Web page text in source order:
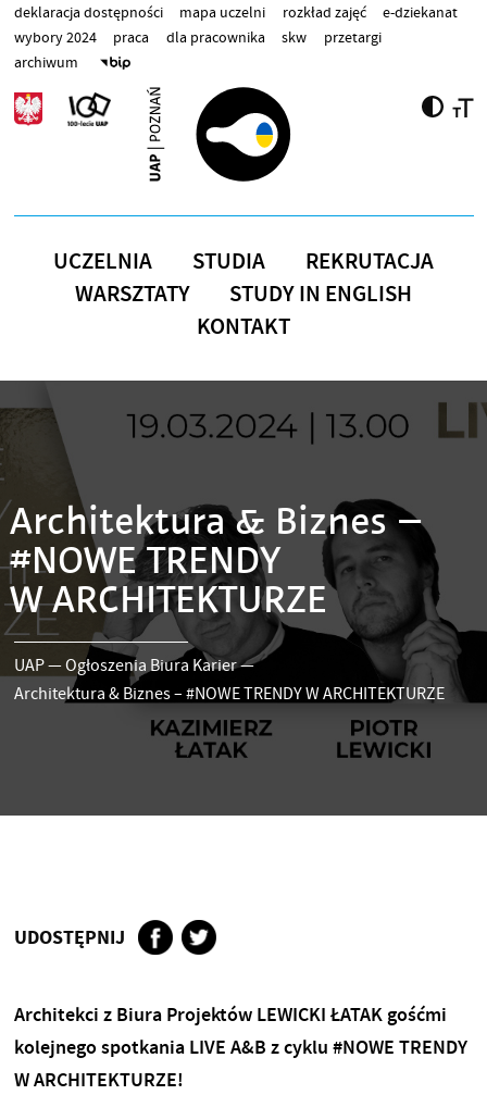
Przejdź do treści
deklaracja dostępności mapa uczelni rozkład zajęć
e-dziekanat
wybory 2024
praca dla pracownika skw
przetargi
archiwum
UCZELNIA STUDIA
REKRUTACJA
WARSZTATY
STUDY IN ENGLISH
KONTAKT
Architektura & Biznes –
#NOWE TRENDY
W ARCHITEKTURZE
UAP—Ogłoszenia Biura Karier—
Architektura & Biznes – #NOWE TRENDY W ARCHITEKTURZE
UDOSTĘPNIJ
Architekci z Biura Projektów LEWICKI ŁATAKgośćmi
kolejnego spotkania LIVE A&B z cyklu #NOWE TRENDY
W ARCHITEKTURZE!